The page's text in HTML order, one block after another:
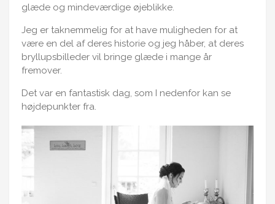
glæde og mindeværdige øjeblikke.
Jeg er taknemmelig for at have muligheden for at
være en del af deres historie og jeg håber, at deres
bryllupsbilleder vil bringe glæde i mange år
fremover.
Det var en fantastisk dag, som I nedenfor kan se
højdepunkter fra.